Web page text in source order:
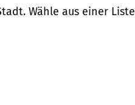
Wähle aus einer Liste